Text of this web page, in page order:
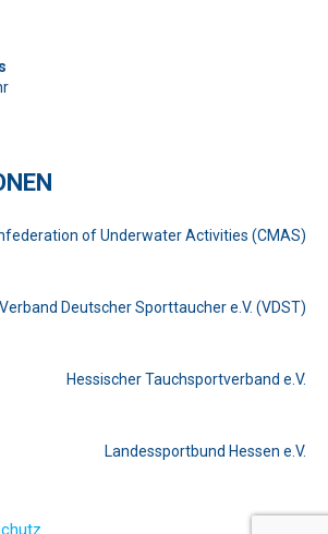
of Underwater Activities (CMAS)
Verband Deutscher Sporttaucher e.V. (VDST)
Hessischer Tauchsportverband e.V.
Landessportbund Hessen e.V.